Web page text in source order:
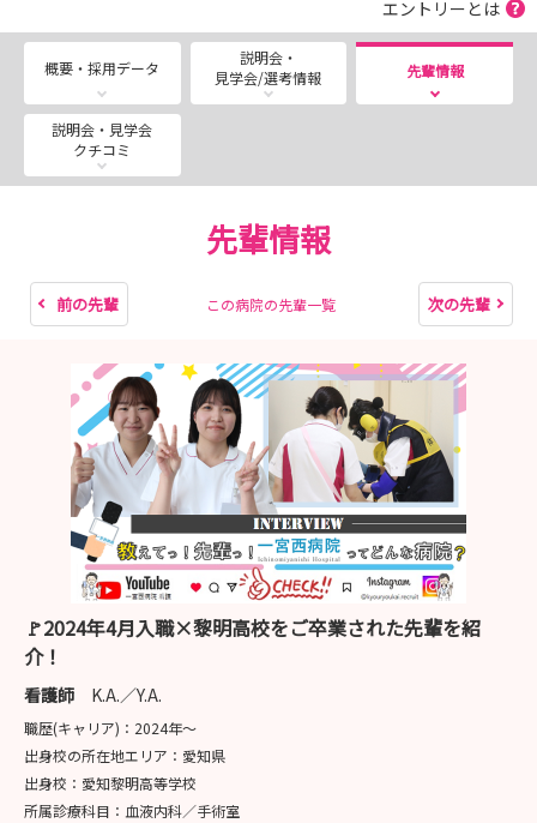
皆さんの疑問 ”気になる” を看護師採用担当が解決しま
す！
まず説明会画面をご確認ください★
一宮西病院は『街と人が明るく健康でいられますように』
能を高め、一宮尾張西部地域の拠点病院として尽力してい
2023年には「南館」が完成し病院機能を大幅に拡大させ
（病床数465床→801床へ）地域医療へ貢献します！
＼みなさんのご参加★お待ちしています／
エントリーとは
概要・採用データ
説明会・
見学会/選考情報
先輩情報
説明会・見学会
クチコミ
先輩情報
前の先輩 この病院の先輩一覧 次の先輩
🚩2024年4月入職×黎明高校をご卒業された先輩を紹
介！
看護師 K.A.／Y.A.
職歴(キャリア)： 2024年〜
出身校の所在地エリア： 愛知県
出身校： 愛知黎明高等学校
所属診療科目： 血液内科／手術室